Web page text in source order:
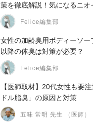
策を徹底解説！気になるニオ
Felice編集部
女性の加齢臭用ボディーソ
以降の体臭は対策が必要？
Felice編集部
【医師取材】20代女性も要
ドル脂臭」の原因と対策
五味 常明 先生 （医師）